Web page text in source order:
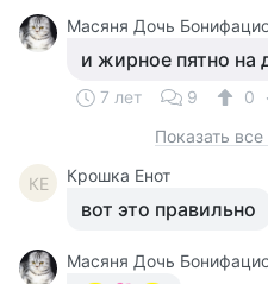
и жирное пятно на
7 лет 9
0
Показать
КЕ Крошка Енот
вот это правильно